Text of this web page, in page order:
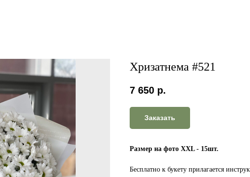
Хризатнема #521
7 650 р.
Заказать
Размер на фото XXL - 15шт.
Бесплатно к букету прилагается